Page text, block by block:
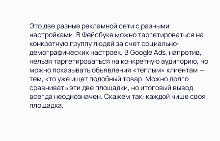
Это две разные рекламной сети с разными
настройками. В Фейсбуке можно таргетироваться на
конкретную группу людей за счет социально-
демографических настроек. В Google Ads, напротив,
нельзя таргетироваться на конкретную аудиторию, но
можно показывать объявления «теплым» клиентам —
тем, кто уже ищет подобный товар. Можно долго
сравнивать эти две площадки, но итоговый вывод
всегда неоднозначен. Скажем так: каждой нише своя
площадка.